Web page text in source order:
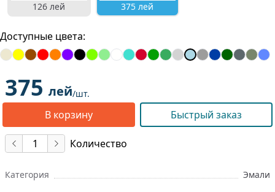
126 лей
375 лей
Доступные цвета:
375 лей/шт.
В корзину Быстрый заказ
Количество
Категория Эмали